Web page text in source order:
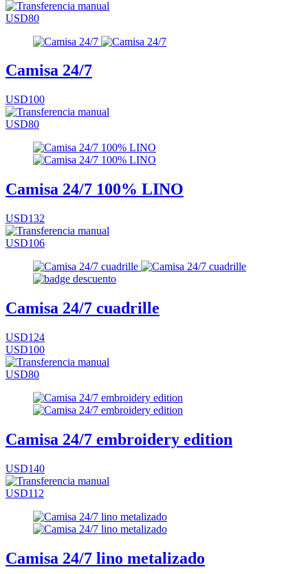
USD80
Camisa 24/7
USD100
USD80
Camisa 24/7 100% LINO
USD132
USD106
Camisa 24/7 cuadrille
USD124
USD100
USD80
Camisa 24/7 embroidery edition
USD140
USD112
Camisa 24/7 lino metalizado